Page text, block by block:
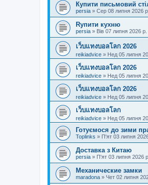
Купити письмовий
persia » Сер 08 липня 2026
Rупити кухню
persia » Вів 07 липня 2026 р.
เว็บแทงบอลโลก 2026
reikiadvice » Нед 05 липня
เว็บแทงบอลโลก 2026
reikiadvice » Нед 05 липня
เว็บแทงบอลโลก 2026
reikiadvice » Нед 05 липня
เว็บแทงบอลโลก
reikiadvice » Нед 05 липня
Готуємося до зими
Toplinks » П'ят 03 липня
Доставка з Китаю
persia » П'ят 03 липня 2026
Механические замки
maradona » Чет 02 липня